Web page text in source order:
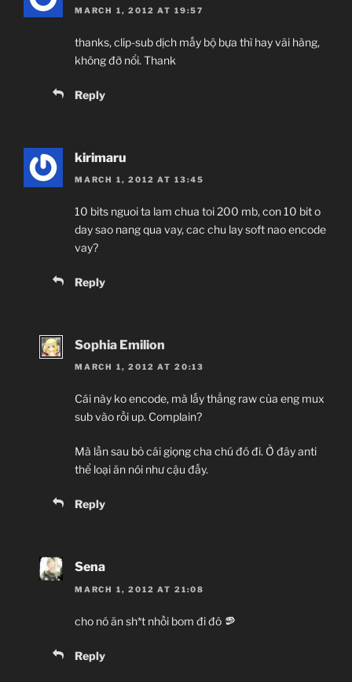
MARCH 1, 2012 AT 19:57
thanks, clip-sub dịch mấy bộ bựa thì hay vãi hàng,
không đỡ nổi. Thank
Reply
kirimaru
MARCH 1, 2012 AT 13:45
10 bits nguoi ta lam chua toi 200 mb, con 10 bit o
day sao nang qua vay, cac chu lay soft nao encode
vay?
Reply
Sophia Emilion
MARCH 1, 2012 AT 20:13
Cái này ko encode, mà lấy thẳng raw của eng mux
sub vào rồi up. Complain?
Mà lần sau bỏ cái giọng cha chú đó đi. Ở đây anti
thể loại ăn nói như cậu đấy.
Reply
Sena
MARCH 1, 2012 AT 21:08
cho nó ăn sh*t nhồi bom đi đô
Reply